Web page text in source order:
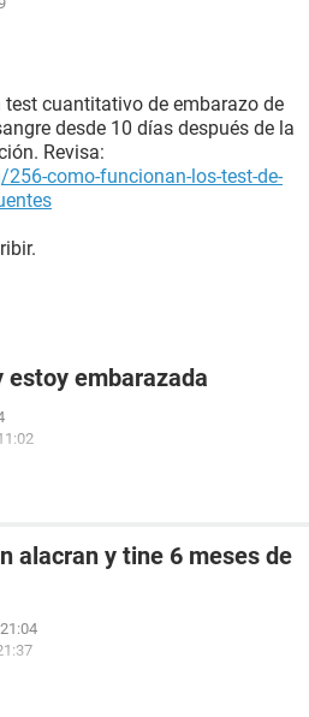
test cuantitativo de embarazo de
desde 10 días después de la
Revisa:
como-funcionan-los-test-de-
estoy embarazada
alacran y tine 6 meses de